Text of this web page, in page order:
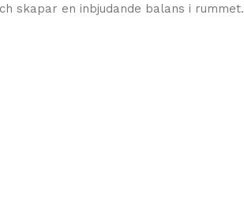
skapar en inbjudande balans i rummet.